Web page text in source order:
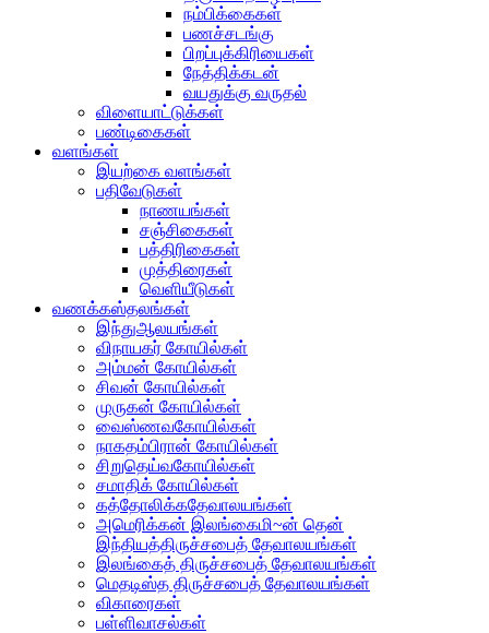
நம்பிக்கைகள்
பணச்சடங்கு
பிறப்புக்கிரியைகள்
நேத்திக்கடன்
வயதுக்கு வருதல்
விளையாட்டுக்கள்
பண்டிகைகள்
வளங்கள்
இயற்கை வளங்கள்
பதிவேடுகள்
நாணயங்கள்
சஞ்சிகைகள்
பத்திரிகைகள்
முத்திரைகள்
வெளியீடுகள்
வணக்கஸ்தலங்கள்
இந்துஆலயங்கள்
விநாயகர் கோயில்கள்
அம்மன் கோயில்கள்
சிவன் கோயில்கள்
முருகன் கோயில்கள்
வைஸ்ணவகோயில்கள்
நாகதம்பிரான் கோயில்கள்
சிறுதெய்வகோயில்கள்
சமாதிக் கோயில்கள்
கத்தோலிக்கதேவாலயங்கள்
அமெரிக்கன் இலங்கைமி~ன் தென்
இந்தியத்திருச்சபைத் தேவாலயங்கள்
இலங்கைத் திருச்சபைத் தேவாலயங்கள்
மெதடிஸ்த திருச்சபைத் தேவாலயங்கள்
விகாரைகள்
பள்ளிவாசல்கள்